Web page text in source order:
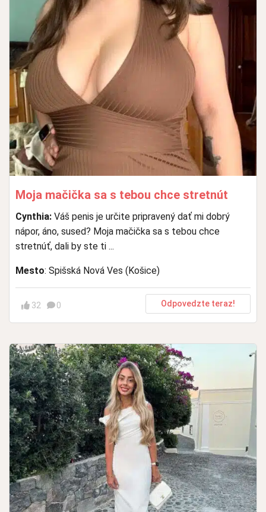
Moja mačička sa s tebou chce stretnút
Cynthia: Váš penis je určite pripravený dať mi dobrý
nápor, áno, sused? Moja mačička sa s tebou chce
stretnúť, dali by ste ti ...
Mesto: Spišská Nová Ves (Košice)
32 0 Odpovedzte teraz!